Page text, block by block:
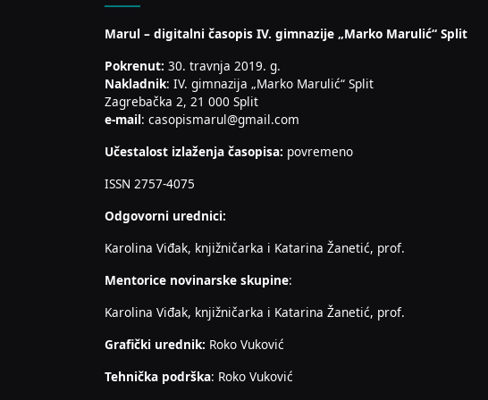
Marul – digitalni časopis IV. gimnazije „Marko Marulić“ Split
Pokrenut: 30. travnja 2019. g.
Nakladnik: IV. gimnazija „Marko Marulić“ Split
Zagrebačka 2, 21 000 Split
e-mail: casopismarul@gmail.com
Učestalost izlaženja časopisa: povremeno
ISSN 2757-4075
Odgovorni urednici:
Karolina Viđak, knjižničarka i Katarina Žanetić, prof.
Mentorice novinarske skupine:
Karolina Viđak, knjižničarka i Katarina Žanetić, prof.
Grafički urednik: Roko Vuković
Tehnička podrška: Roko Vuković